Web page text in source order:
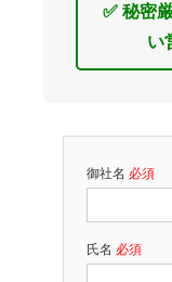
✅ 秘密
い
御社名 必須
氏名 必須